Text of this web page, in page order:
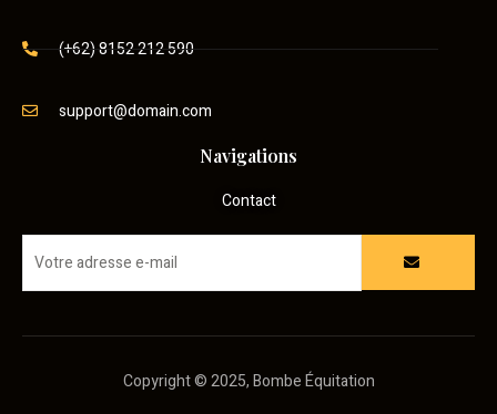
(+62) 8152 212 590
support@domain.com
Navigations
Contact
Copyright © 2025, Bombe Équitation